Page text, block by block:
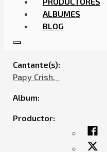
ALBUMES
BLOG
Cantante(s):
Papy Crish,ㅤㅤ
Album:
Productor: